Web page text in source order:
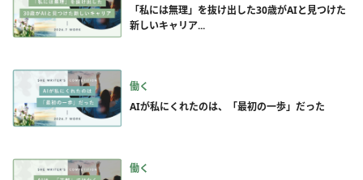
「私には無理」を抜け出した30歳がAIと見つけた
新しいキャリア...
働く
AIが私にくれたのは、「最初の一歩」だった
働く